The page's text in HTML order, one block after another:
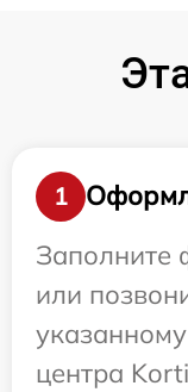
1
Заполните
или
центра